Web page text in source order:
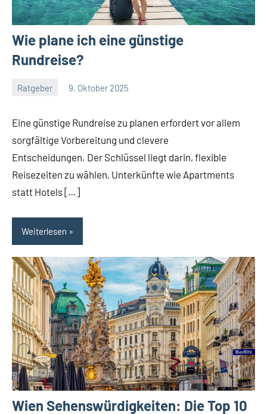
Wie plane ich eine günstige
Rundreise?
Ratgeber 9. Oktober 2025
Eine günstige Rundreise zu planen erfordert vor allem
sorgfältige Vorbereitung und clevere
Entscheidungen. Der Schlüssel liegt darin, flexible
Reisezeiten zu wählen, Unterkünfte wie Apartments
statt Hotels […]
Weiterlesen
Wien Sehenswürdigkeiten: Die Top 10